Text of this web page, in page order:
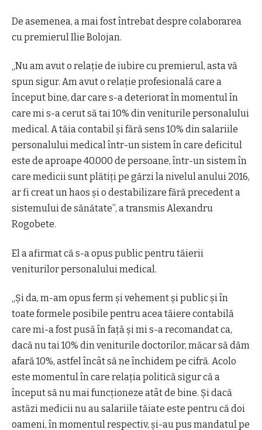
De asemenea, a mai fost întrebat despre colaborarea
cu premierul Ilie Bolojan.
„Nu am avut o relaţie de iubire cu premierul, asta vă
spun sigur. Am avut o relaţie profesională care a
început bine, dar care s-a deteriorat în momentul în
care mi s-a cerut să tai 10% din veniturile personalului
medical. A tăia contabil şi fără sens 10% din salariile
personalului medical într-un sistem în care deficitul
este de aproape 40.000 de persoane, într-un sistem în
care medicii sunt plătiţi pe gărzi la nivelul anului 2016,
ar fi creat un haos şi o destabilizare fără precedent a
sistemului de sănătate”, a transmis Alexandru
Rogobete.
El a afirmat că s-a opus public pentru tăierii
veniturilor personalului medical.
„Şi da, m-am opus ferm şi vehement şi public şi în
toate formele posibile pentru acea tăiere contabilă
care mi-a fost pusă în faţă şi mi s-a recomandat ca,
dacă nu tai 10% din veniturile doctorilor, măcar să dăm
afară 10%, astfel încât să ne închidem pe cifră. Acolo
este momentul în care relaţia politică sigur că a
început să nu mai funcţioneze atât de bine. Şi dacă
astăzi medicii nu au salariile tăiate este pentru că doi
oameni, în momentul respectiv, şi-au pus mandatul pe